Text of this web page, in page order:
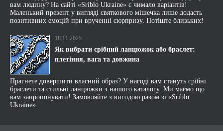
вам людину? На сайті «Sriblo Ukraine» є чимало варіантів!
Маленький презент у вигляді святкового мішечка лише додасть
позитивних емоцій при врученні сюрпризу. Потіште близьких!
18.11.2025
Як вибрати срібний ланцюжок або браслет:
плетіння, вага та довжина
Прагнете довершити власний образ? У нагоді вам стануть срібні
браслети та стильні ланцюжки з нашого каталогу. Ми маємо що
вам запропонувати! Замовляйте з вигодою разом зі «Sriblo
Ukraine».